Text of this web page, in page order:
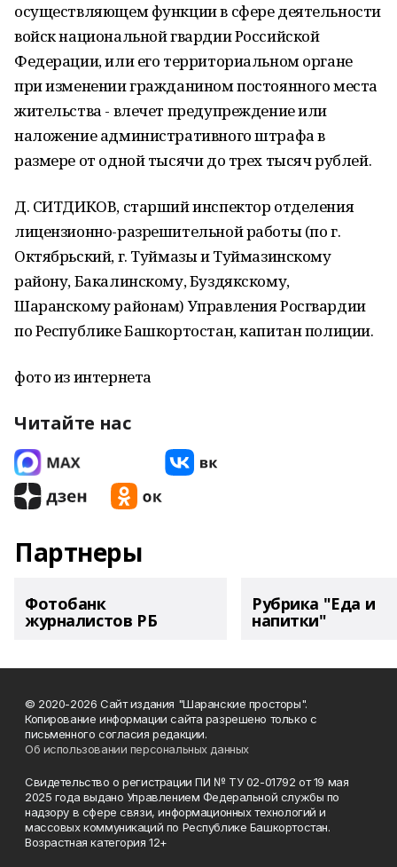
осуществляющем функции в сфере деятельности
войск национальной гвардии Российской
Федерации, или его территориальном органе
при изменении гражданином постоянного места
жительства - влечет предупреждение или
наложение административного штрафа в
размере от одной тысячи до трех тысяч рублей.
Д. СИТДИКОВ, старший инспектор отделения
лицензионно-разрешительной работы (по г.
Октябрьский, г. Туймазы и Туймазинскому
району, Бакалинскому, Буздякскому,
Шаранскому районам) Управления Росгвардии
по Республике Башкортостан, капитан полиции.
фото из интернета
Читайте нас
Партнеры
Фотобанк
журналистов РБ
Рубрика "Еда и
напитки"
© 2020-2026 Сайт издания "Шаранские просторы".
Копирование информации сайта разрешено только с
письменного согласия редакции.
Об использовании персональных данных
Свидетельство о регистрации ПИ № ТУ 02-01792 от 19 мая
2025 года выдано Управлением Федеральной службы по
надзору в сфере связи, информационных технологий и
массовых коммуникаций по Республике Башкортостан.
Возрастная категория 12+